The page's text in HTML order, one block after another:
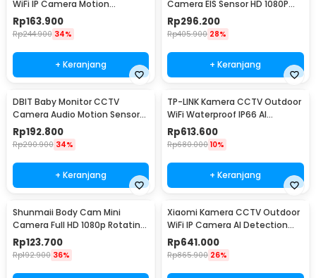
WiFi IP Camera Motion
Detection 1MP 720P - Q6X
Rp163.900
Rp244.900 34%
+ Keranjang
Camera EIS Sensor HD 1080P
WiFi 500mAh - C3PRO
Rp296.200
Rp405.900 28%
+ Keranjang
DBIT Baby Monitor CCTV
Camera Audio Motion Sensor
WiFi 1080P 2MP - SPT-IDC-99
Rp192.800
Rp290.900 34%
+ Keranjang
TP-LINK Kamera CCTV Outdoor
WiFi Waterproof IP66 AI
Detection 4MP 2K - Tapo
C520WS
Rp613.600
Rp680.000 10%
+ Keranjang
Shunmaii Body Cam Mini
Camera Full HD 1080p Rotating
Lens with WiFi - L8
Rp123.700
Rp192.900 36%
Xiaomi Kamera CCTV Outdoor
WiFi IP Camera AI Detection
IP66 4MP 2.5K - CW400
Rp641.000
Rp865.900 26%